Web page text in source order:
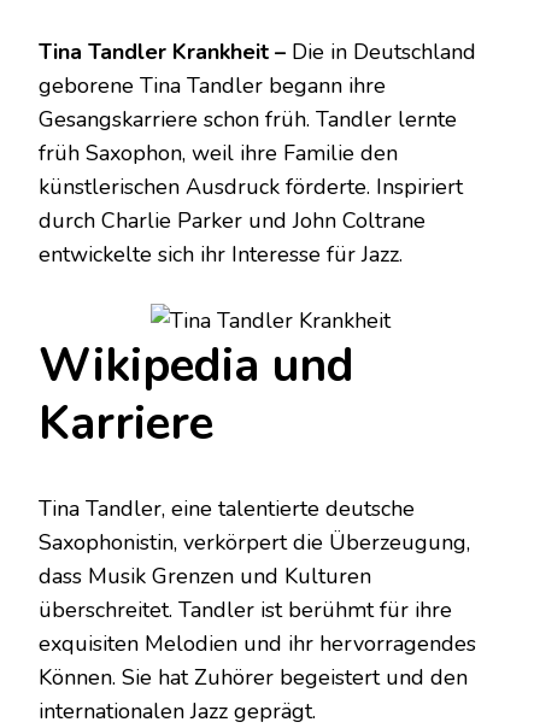
Tina Tandler Krankheit – Die in Deutschland
geborene Tina Tandler begann ihre
Gesangskarriere schon früh. Tandler lernte
früh Saxophon, weil ihre Familie den
künstlerischen Ausdruck förderte. Inspiriert
durch Charlie Parker und John Coltrane
entwickelte sich ihr Interesse für Jazz.
Wikipedia und
Karriere
Tina Tandler, eine talentierte deutsche
Saxophonistin, verkörpert die Überzeugung,
dass Musik Grenzen und Kulturen
überschreitet. Tandler ist berühmt für ihre
exquisiten Melodien und ihr hervorragendes
Können. Sie hat Zuhörer begeistert und den
internationalen Jazz geprägt.